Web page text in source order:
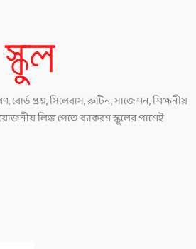
বোর্ড প্রশ্ন, সিলেবাস, রুটিন, সাজেশন, শিক্ষনীয়
লিঙ্ক পেতে ব্যাকরণ স্কুলের পাশেই